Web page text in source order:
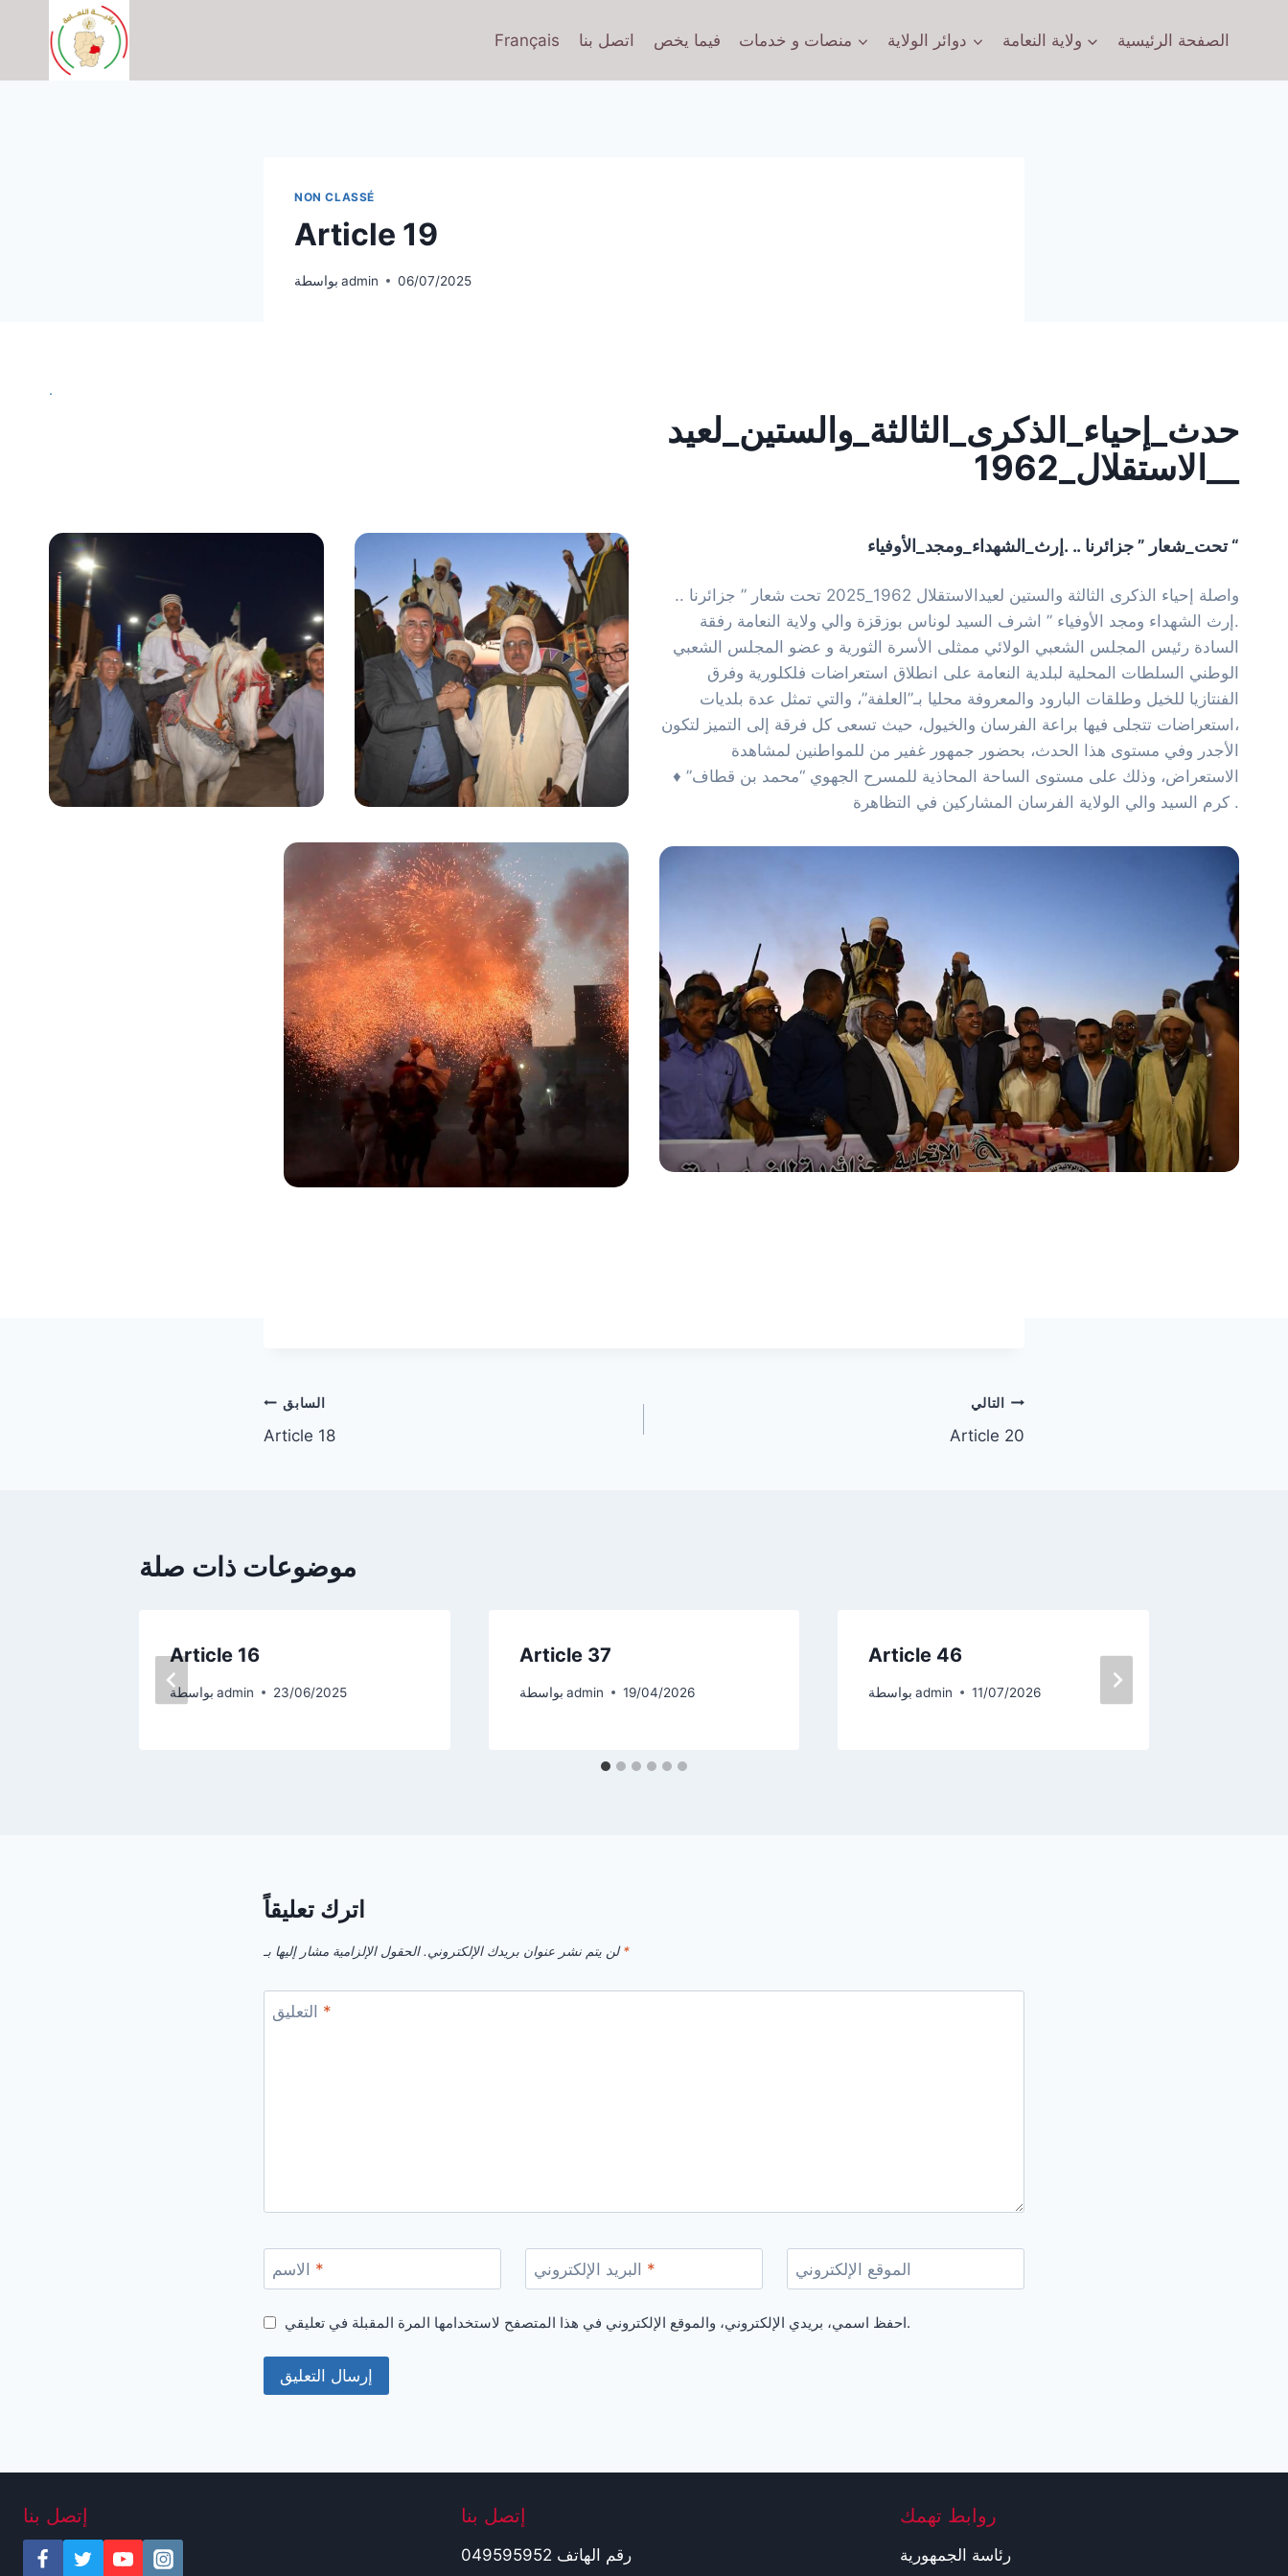
المحتوى
Français اتصل بنا فيما يخص منصات و خدمات دوائر الولاية ولاية النعامة الصفحة الرئيسية
NON CLASSÉ
Article 19
بواسطة admin 06/07/2025
.
حدث_إحياء_الذكرى_الثالثة_والستين_لعيد
تحت_شعار ” جزائرنا .. .إرث_الشهداء_ومجد_الأوفياء “
واصلة إحياء الذكرى الثالثة والستين لعيدالاستقلال 1962_2025 تحت شعار ” جزائرنا ..
.إرث الشهداء ومجد الأوفياء ” اشرف السيد لوناس بوزقزة والي ولاية النعامة رفقة
السادة رئيس المجلس الشعبي الولائي ممثلى الأسرة الثورية و عضو المجلس الشعبي
الوطني السلطات المحلية لبلدية النعامة على انطلاق استعراضات فلكلورية وفرق
الفنتازيا للخيل وطلقات البارود والمعروفة محليا بـ”العلفة”، والتي تمثل عدة بلديات
،استعراضات تتجلى فيها براعة الفرسان والخيول، حيث تسعى كل فرقة إلى التميز لتكون
الأجدر وفي مستوى هذا الحدث، بحضور جمهور غفير من للمواطنين لمشاهدة
الاستعراض، وذلك على مستوى الساحة المحاذية للمسرح الجهوي “محمد بن قطاف” ♦
كرم السيد والي الولاية الفرسان المشاركين في التظاهرة .
تصفّح
المقالات
السابق
Article 18
التالي
Article 20
موضوعات ذات صلة
Article 16
بواسطة admin 23/06/2025
Article 37
بواسطة admin 19/04/2026
Article 46
بواسطة admin 11/07/2026
اترك تعليقاً
لن يتم نشر عنوان بريدك الإلكتروني.الحقول الإلزامية مشار إليها بـ*
*
* * الموقع الإلكتروني
احفظ اسمي، بريدي الإلكتروني، والموقع الإلكتروني في هذا المتصفح لاستخدامها المرة المقبلة في تعليقي.
إتصل بنا إتصل بنا
رقم الهاتف 049595952
روابط تهمك
رئاسة الجمهورية